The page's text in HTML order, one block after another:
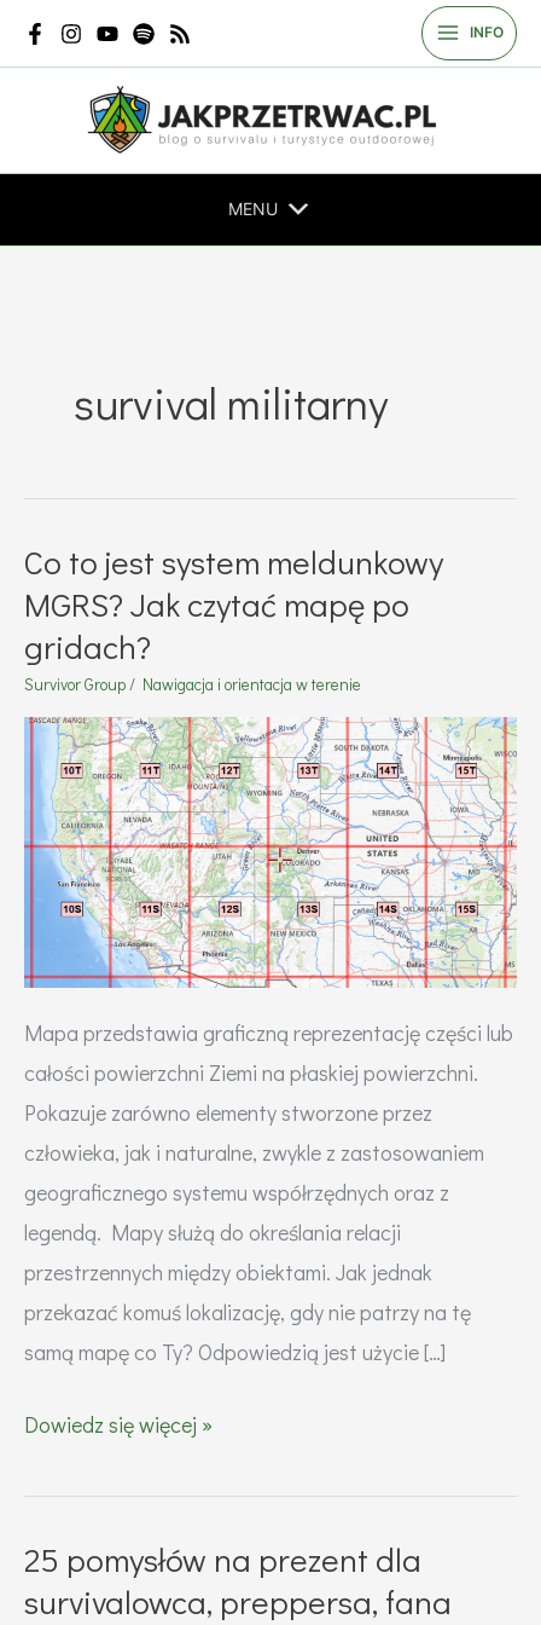
treści
INFO
MENU
survival militarny
Co to jest system meldunkowy
MGRS? Jak czytać mapę po
gridach?
Survivor Group/ Nawigacja i orientacja w terenie
Mapa przedstawia graficzną reprezentację części lub
całości powierzchni Ziemi na płaskiej powierzchni.
Pokazuje zarówno elementy stworzone przez
człowieka, jak i naturalne, zwykle z zastosowaniem
geograficznego systemu współrzędnych oraz z
legendą. Mapy służą do określania relacji
przestrzennych między obiektami. Jak jednak
przekazać komuś lokalizację, gdy nie patrzy na tę
samą mapę co Ty? Odpowiedzią jest użycie […]
Co
jest
system
meldunkowy
Dowiedz się więcej »
25 pomysłów na prezent dla
survivalowca, preppersa, fana